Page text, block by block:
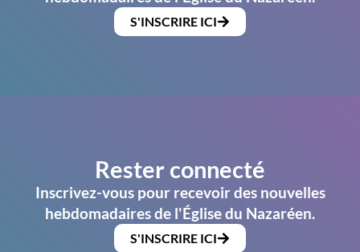
S'INSCRIRE ICI
Rester connecté
Inscrivez-vous pour recevoir des nouvelles
hebdomadaires de l'Église du Nazaréen.
S'INSCRIRE ICI